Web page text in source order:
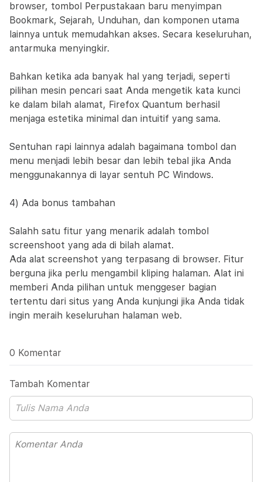
browser, tombol Perpustakaan baru menyimpan
Bookmark, Sejarah, Unduhan, dan komponen utama
lainnya untuk memudahkan akses. Secara keseluruhan,
antarmuka menyingkir.
Bahkan ketika ada banyak hal yang terjadi, seperti
pilihan mesin pencari saat Anda mengetik kata kunci
ke dalam bilah alamat, Firefox Quantum berhasil
menjaga estetika minimal dan intuitif yang sama.
Sentuhan rapi lainnya adalah bagaimana tombol dan
menu menjadi lebih besar dan lebih tebal jika Anda
menggunakannya di layar sentuh PC Windows.
4) Ada bonus tambahan
Salahh satu fitur yang menarik adalah tombol
screenshoot yang ada di bilah alamat.
Ada alat screenshot yang terpasang di browser. Fitur
berguna jika perlu mengambil kliping halaman. Alat ini
memberi Anda pilihan untuk menggeser bagian
tertentu dari situs yang Anda kunjungi jika Anda tidak
ingin meraih keseluruhan halaman web.
0 Komentar
Tambah Komentar